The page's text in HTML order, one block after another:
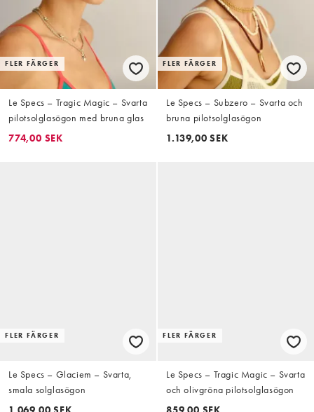
FLER FÄRGER
Le Specs – Tragic Magic – Svarta
pilotsolglasögon med bruna glas
774,00 SEK
FLER FÄRGER
Le Specs – Subzero – Svarta och
bruna pilotsolglasögon
1.139,00 SEK
FLER FÄRGER
Le Specs – Glaciem – Svarta,
smala solglasögon
FLER FÄRGER
Le Specs – Tragic Magic – Svarta
och olivgröna pilotsolglasögon